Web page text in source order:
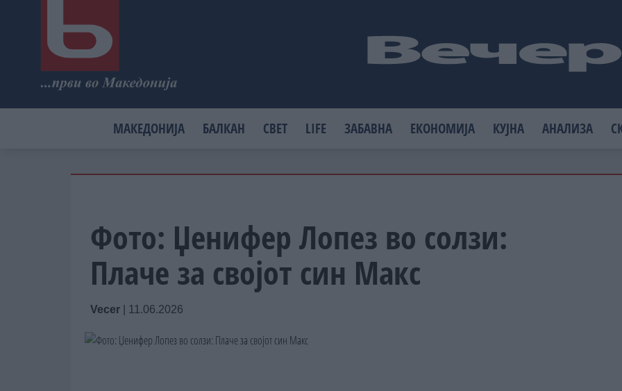
МАКЕДОНИЈА БАЛКАН СВЕТ LIFE ЗАБАВНА ЕКОНОМИЈА КУЈНА АНАЛИЗА
Фото: Џенифер Лопез во солзи:
Плаче за својот син Макс
Vecer 11.06.2026